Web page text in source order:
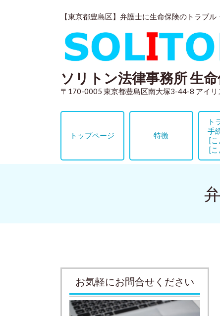
【東京都豊島区】弁護士に生命保険のトラブル
ソリトン法律事務所 生
〒170-0005 東京都豊島区南大塚3-44-8 アイリ
トップページ 特徴
ト
手
[
[
お気軽にお問合せください